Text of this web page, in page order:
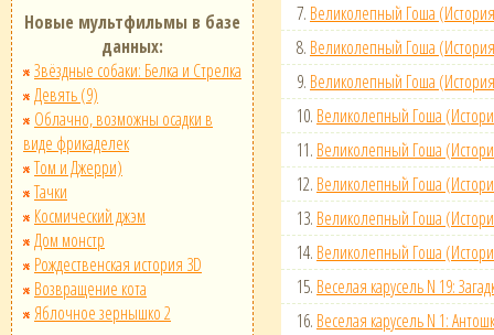
Новые мультфильмы в базе
данных:
Звёздные собаки: Белка и Стрелка
Девять (9)
Облачно, возможны осадки в
виде фрикаделек
Том и Джерри)
Тачки
Космический джэм
Дом монстр
Рождественская история 3D
Возвращение кота
Яблочное зернышко 2
7. Великолепный Гоша
8. Великолепный Гоша
9. Великолепный Гоша
10. Великолепный Гоша
11. Великолепный Гоша
12. Великолепный Гоша
13. Великолепный Гоша
14. Великолепный Гоша
15. Веселая карусель N 19:
16. Веселая карусель N 1: